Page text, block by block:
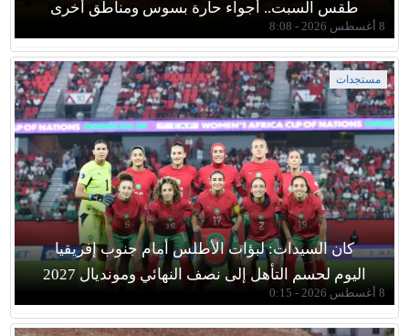
طقس السبت.. أجواء حارة بسوس ومناطق أخرى
8 أغسطس 2026 - 8:08
مستجدات
كان السيدات: لبؤات الأطلس أمام جنوب إفريقيا
اليوم لحسم التأهل إلى نصف النهائي ومونديال 2027
8 أغسطس 2026 - 0:15